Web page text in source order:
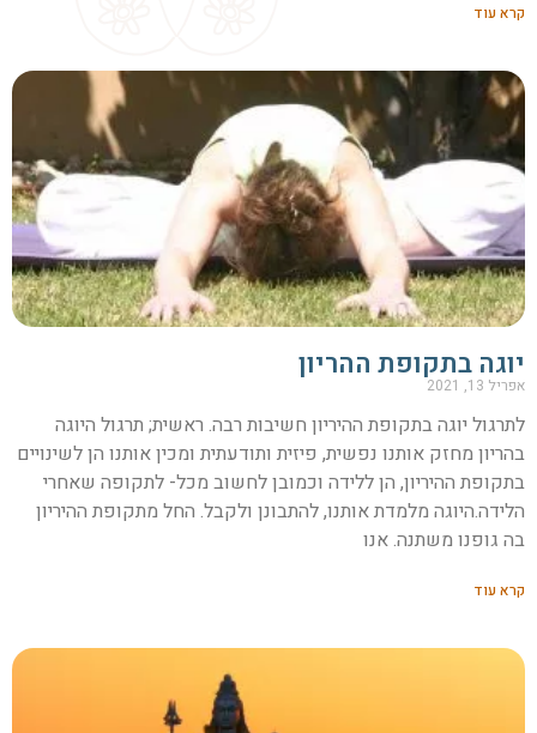
קרא עוד
יוגה בתקופת ההריון
אפריל 13, 2021
לתרגול יוגה בתקופת ההיריון חשיבות רבה. ראשית; תרגול היוגה
בהריון מחזק אותנו נפשית, פיזית ותודעתית ומכין אותנו הן לשינויים
בתקופת ההיריון, הן ללידה וכמובן לחשוב מכל- לתקופה שאחרי
הלידה.היוגה מלמדת אותנו, להתבונן ולקבל. החל מתקופת ההיריון
בה גופנו משתנה. אנו
קרא עוד